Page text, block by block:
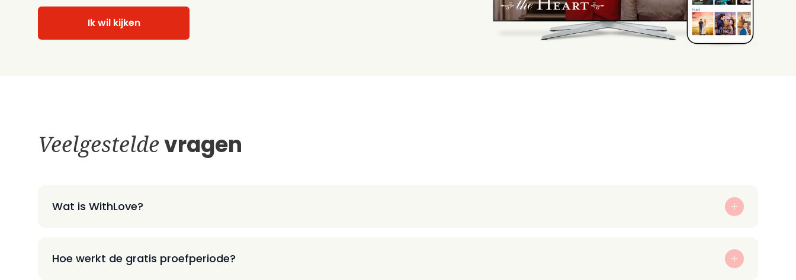
Ik wil kijken
Veelgesteldevragen
Wat is WithLove?
Hoe werkt de gratis proefperiode?